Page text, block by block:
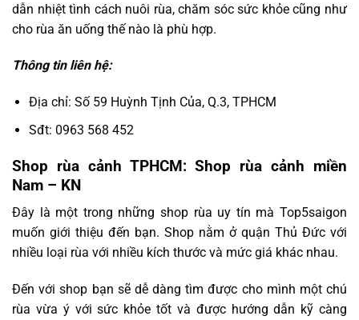
dẫn nhiệt tình cách nuôi rùa, chăm sóc sức khỏe cũng như
cho rùa ăn uống thế nào là phù hợp.
Thông tin liên hệ:
Địa chỉ: Số 59 Huỳnh Tịnh Của, Q.3, TPHCM
Sđt: 0963 568 452
Shop rùa cảnh TPHCM: Shop rùa cảnh miền
Nam – KN
Đây là một trong những shop rùa uy tín mà Top5saigon
muốn giới thiệu đến bạn. Shop nằm ở quận Thủ Đức với
nhiều loại rùa với nhiều kích thước và mức giá khác nhau.
Đến với shop bạn sẽ dễ dàng tìm được cho mình một chú
rùa vừa ý với sức khỏe tốt và được hướng dẫn kỹ càng